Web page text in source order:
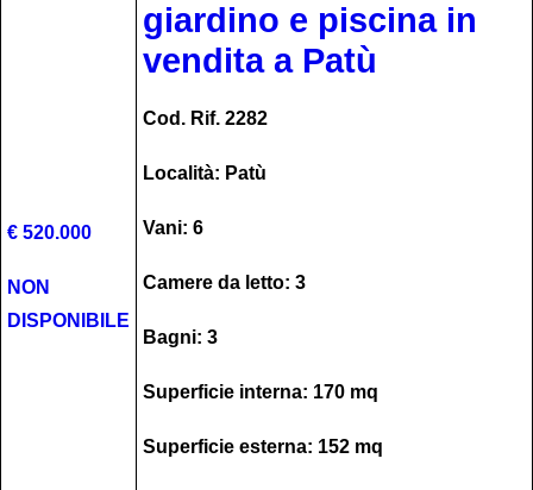
€ 520.000
NON
DISPONIBILE
giardino e piscina in
vendita a Patù
Cod. Rif. 2282
Località: Patù
Vani: 6
Camere da letto: 3
Bagni: 3
Superficie interna: 170 mq
Superficie esterna: 152 mq